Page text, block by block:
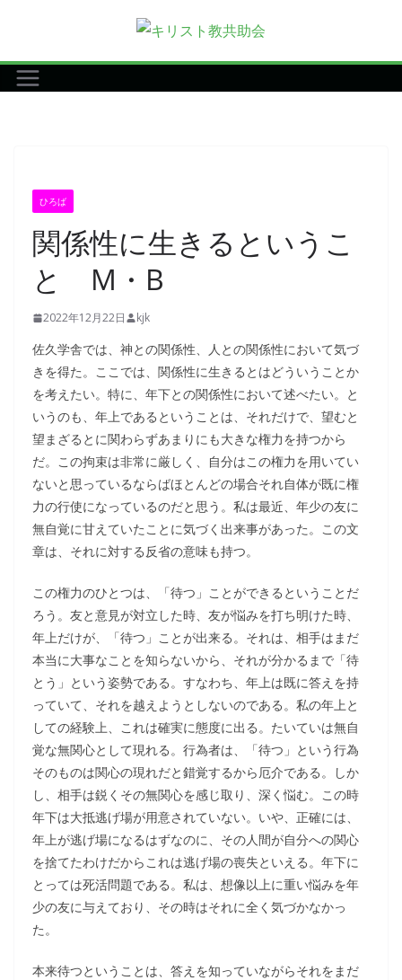
テ
ン
ひろば
関係性に生きるというこ
と M・B
2022年12月22日 kjk
佐久学舎では、神との関係性、人との関係性において気づ
きを得た。ここでは、関係性に生きるとはどういうことか
を考えたい。特に、年下との関係性において述べたい。と
いうのも、年上であるということは、それだけで、望むと
望まざるとに関わらずあまりにも大きな権力を持つから
だ。この拘束は非常に厳しく、自分はこの権力を用いてい
ないと思っているならばほとんどの場合それ自体が既に権
力の行使になっているのだと思う。私は最近、年少の友に
無自覚に甘えていたことに気づく出来事があった。この文
章は、それに対する反省の意味も持つ。
この権力のひとつは、「待つ」ことができるということだ
ろう。友と意見が対立した時、友が悩みを打ち明けた時、
年上だけが、「待つ」ことが出来る。それは、相手はまだ
本当に大事なことを知らないから、それが分かるまで「待
とう」という姿勢である。すなわち、年上は既に答えを持
っていて、それを越えようとしないのである。私の年上と
しての経験上、これは確実に態度に出る。たいていは無自
覚な無関心として現れる。行為者は、「待つ」という行為
そのものは関心の現れだと錯覚するから厄介である。しか
し、相手は鋭くその無関心を感じ取り、深く悩む。この時
年下は大抵逃げ場が用意されていない。いや、正確には、
年上が逃げ場になるはずなのに、その人間が自分への関心
を捨てたわけだからこれは逃げ場の喪失といえる。年下に
とっては死活問題である。私は、想像以上に重い悩みを年
少の友に与えており、その時はそれに全く気づかなかっ
た。
本来待つということは、答えを知っていながらそれをまだ